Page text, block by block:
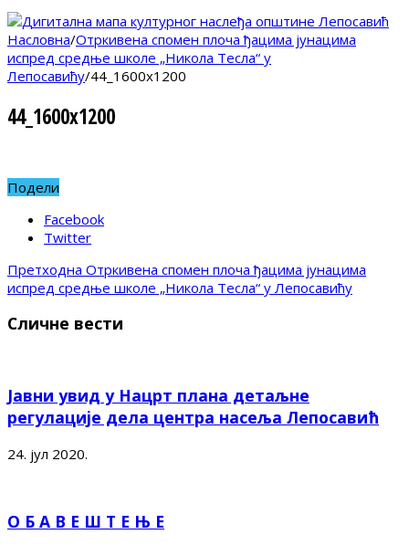
Насловна/Отркивена спомен плоча ђацима јунацима
испред средње школе „Никола Тесла“ у
Лепосавићу/44_1600x1200
44_1600x1200
Подели
Facebook
Twitter
Претходна Отркивена спомен плоча ђацима јунацима
испред средње школе „Никола Тесла“ у Лепосавићу
Сличне вести
Јавни увид у Нацрт плана детаљне
регулације дела центра насеља Лепосавић
24. јул 2020.
О Б А В Е Ш Т Е Њ Е